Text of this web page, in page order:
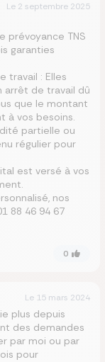
Le 2 septembre 2025
prévoyance TNS
garanties
travail : Elles
arrêt de travail dû
que le montant
à vos besoins.
partielle ou
régulier pour
est versé à vos
nos
88 46 94 67
0
Le 15 mars 2024
plus depuis
des demandes
par moi ou par
pour